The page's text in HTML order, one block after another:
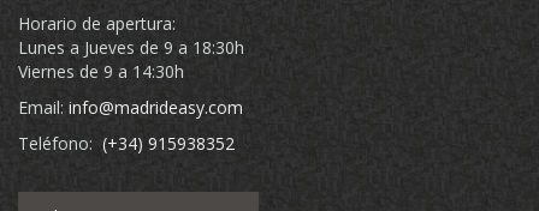
Horario de apertura:
Lunes a Jueves de 9 a 18:30h
Viernes de 9 a 14:30h
Email: info@madrideasy.com
Teléfono: (+34) 915938352